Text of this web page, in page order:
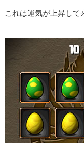
これは運気が上昇し